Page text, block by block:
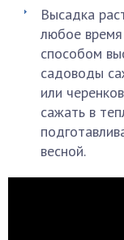
Высадка
любое время
способом
садоводы
или
сажать в
весной.